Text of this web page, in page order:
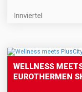
Innviertel
WELLNESS
EUROTHERMEN